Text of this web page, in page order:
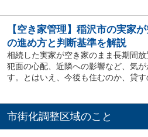
【空き家管理】稲沢市の実家
の進め方と判断基準を解説
相続した実家が空き家のまま長期間
犯面の心配、近隣への影響など、気
す。とはいえ、今後も住むのか、貸す
市街化調整区域のこと